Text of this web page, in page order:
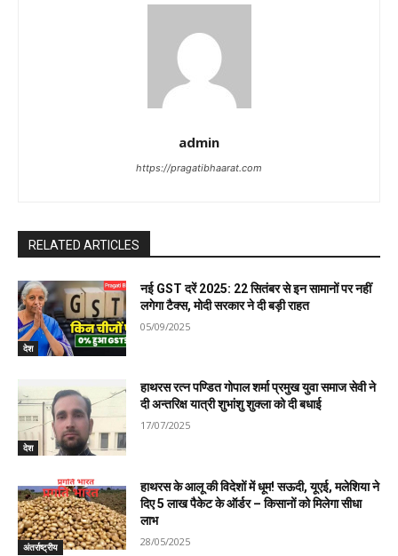
admin
https://pragatibhaarat.com
RELATED ARTICLES
देश
नई GST दरें 2025: 22 सितंबर से इन सामानों पर नहीं
लगेगा टैक्स, मोदी सरकार ने दी बड़ी राहत
05/09/2025
देश
हाथरस रत्न पण्डित गोपाल शर्मा प्रमुख युवा समाज सेवी ने
दी अन्तरिक्ष यात्री शुभांशु शुक्ला को दी बधाई
17/07/2025
अंतर्राष्ट्रीय
हाथरस के आलू की विदेशों में धूम! सऊदी, यूएई, मलेशिया ने
दिए 5 लाख पैकेट के ऑर्डर – किसानों को मिलेगा सीधा
लाभ
28/05/2025